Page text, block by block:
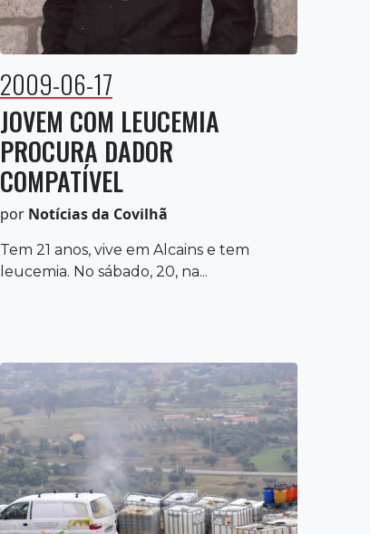
2009-06-17
JOVEM COM LEUCEMIA
PROCURA DADOR
COMPATÍVEL
por Notícias da Covilhã
Tem 21 anos, vive em Alcains e tem
leucemia. No sábado, 20, na...